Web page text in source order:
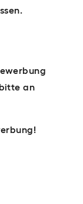
an